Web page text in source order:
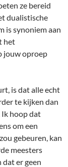
ze bereid
dualistische
is synoniem aan
het
jouw oproep
is dat alle echt
te kijken dan
hoop dat
om een
gebeuren, kan
meesters
er geen